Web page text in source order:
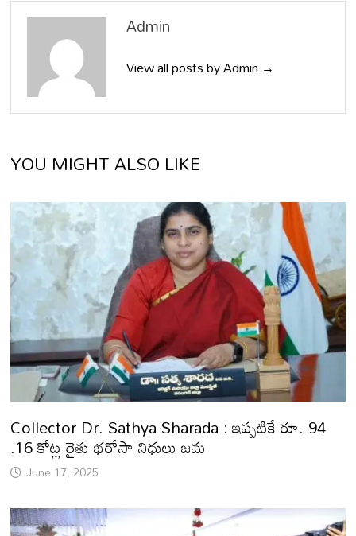
Admin
View all posts by Admin →
YOU MIGHT ALSO LIKE
Collector Dr. Sathya Sharada : ఇప్పటికే రూ. 94
.16 కోట్ల రైతు భరోసా నిధులు జమ
June 17, 2025